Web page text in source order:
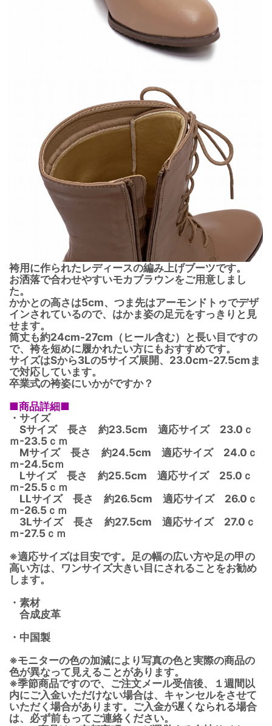
袴用に作られたレディースの編み上げブーツです。
お洒落で合わせやすいモカブラウンをご用意しまし
た。
かかとの高さは5cm、つま先はアーモンドトゥでデザ
インされているので、はかま姿の足元をすっきりと見
せます。
筒丈も約24cm-27cm（ヒール含む）と長い目ですの
で、袴を短めに履かれたい方にもおすすめです。
サイズはSから3Lの5サイズ展開、23.0cm-27.5cmま
で対応しています。
卒業式の袴姿にいかがですか？
■商品詳細■
・サイズ
Sサイズ 長さ 約23.5cm 適応サイズ 23.0ｃ
ｍ-23.5ｃｍ
Mサイズ 長さ 約24.5cm 適応サイズ 24.0ｃ
ｍ-24.5cｍ
Lサイズ 長さ 約25.5cm 適応サイズ 25.0ｃ
ｍ-25.5ｃｍ
LLサイズ 長さ 約26.5cm 適応サイズ 26.0ｃ
ｍ-26.5ｃｍ
3Lサイズ 長さ 約27.5cm 適応サイズ 27.0ｃ
ｍ-27.5ｃｍ
※適応サイズは目安です。足の幅の広い方や足の甲の
高い方は、ワンサイズ大きい目にされることをお勧め
します。
・素材
合成皮革
・中国製
※モニターの色の加減により写真の色と実際の商品の
色が異なって見えることがあります。
※季節商品ですので、ご注文メール受信後、１週間以
内にご入金いただけない場合は、キャンセルをさせて
いただく場合があります。ご入金が遅くなられる場合
は、必ず前もってご連絡ください。